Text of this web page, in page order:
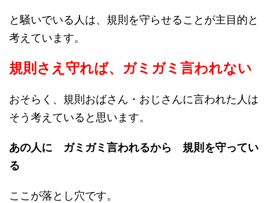
と騒いでいる人は、規則を守らせることが主目的と
考えています。
規則さえ守れば、ガミガミ言われない
おそらく、規則おばさん・おじさんに言われた人は
そう考えていると思います。
あの人に ガミガミ言われるから 規則を守ってい
る
ここが落とし穴です。